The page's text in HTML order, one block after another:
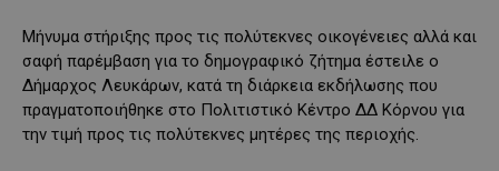
Μήνυμα στήριξης προς τις πολύτεκνες οικογένειες αλλά και
σαφή παρέμβαση για το δημογραφικό ζήτημα έστειλε ο
Δήμαρχος Λευκάρων, κατά τη διάρκεια εκδήλωσης που
πραγματοποιήθηκε στο Πολιτιστικό Κέντρο ΔΔ Κόρνου για
την τιμή προς τις πολύτεκνες μητέρες της περιοχής.